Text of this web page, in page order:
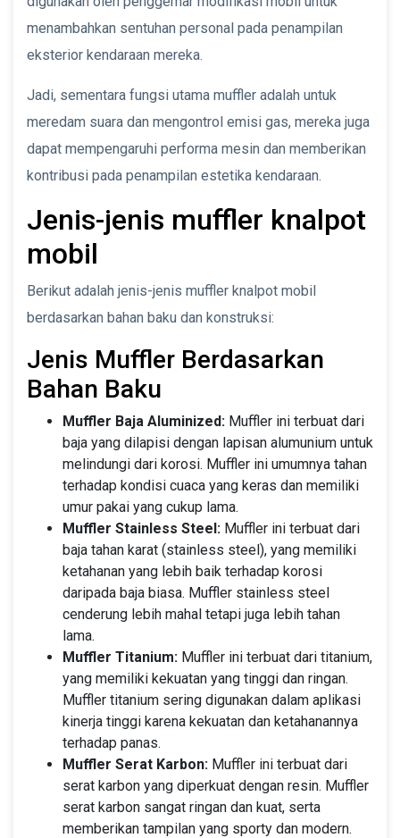
menambahkan sentuhan personal pada penampilan
eksterior kendaraan mereka.
Jadi, sementara fungsi utama muffler adalah untuk
meredam suara dan mengontrol emisi gas, mereka juga
dapat mempengaruhi performa mesin dan memberikan
kontribusi pada penampilan estetika kendaraan.
Jenis-jenis muffler knalpot
mobil
Berikut adalah jenis-jenis muffler knalpot mobil
berdasarkan bahan baku dan konstruksi:
Jenis Muffler Berdasarkan
Bahan Baku
Muffler Baja Aluminized: Muffler ini terbuat dari
baja yang dilapisi dengan lapisan alumunium untuk
melindungi dari korosi. Muffler ini umumnya tahan
terhadap kondisi cuaca yang keras dan memiliki
umur pakai yang cukup lama.
Muffler Stainless Steel: Muffler ini terbuat dari
baja tahan karat (stainless steel), yang memiliki
ketahanan yang lebih baik terhadap korosi
daripada baja biasa. Muffler stainless steel
cenderung lebih mahal tetapi juga lebih tahan
lama.
Muffler Titanium: Muffler ini terbuat dari titanium,
yang memiliki kekuatan yang tinggi dan ringan.
Muffler titanium sering digunakan dalam aplikasi
kinerja tinggi karena kekuatan dan ketahanannya
terhadap panas.
Muffler Serat Karbon: Muffler ini terbuat dari
serat karbon yang diperkuat dengan resin. Muffler
serat karbon sangat ringan dan kuat, serta
memberikan tampilan yang sporty dan modern.